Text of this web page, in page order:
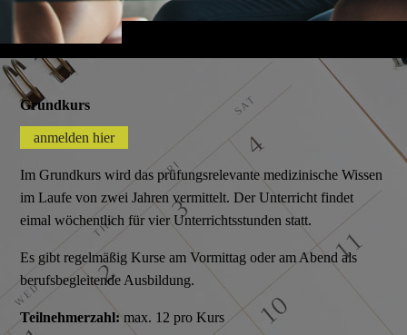
Grundkurs
anmelden hier
Im Grundkurs wird das prüfungsrelevante medizinische Wissen
im Laufe von zwei Jahren vermittelt. Der Unterricht findet
eimal wöchentlich für vier Unterrichtsstunden statt.
Es gibt regelmäßig Kurse am Vormittag oder am Abend als
berufsbegleitende Ausbildung.
Teilnehmerzahl: max. 12 pro Kurs